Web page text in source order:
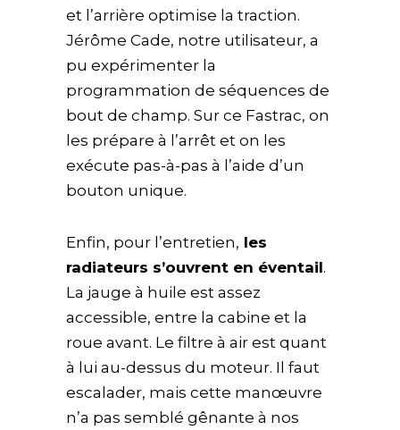
et l’arrière optimise la traction.
Jérôme Cade, notre utilisateur, a
pu expérimenter la
programmation de séquences de
bout de champ. Sur ce Fastrac, on
les prépare à l’arrêt et on les
exécute pas-à-pas à l’aide d’un
bouton unique.
Enfin, pour l’entretien, les
radiateurs s’ouvrent en éventail.
La jauge à huile est assez
accessible, entre la cabine et la
roue avant. Le filtre à air est quant
à lui au-dessus du moteur. Il faut
escalader, mais cette manœuvre
n’a pas semblé gênante à nos